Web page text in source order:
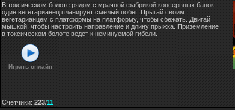
В токсическом болоте рядом с мрачной фабрикой консервных банок
один вегетарианец планирует смелый побег. Прыгай своим
вегетарианцем с платформы на платформу, чтобы сбежать. Двигай
мышкой, чтобы настроить направление и длину прыжка. Приземление
в токсическом болоте ведет к неминуемой гибели.
Играть онлайн
Счетчики: 223/11